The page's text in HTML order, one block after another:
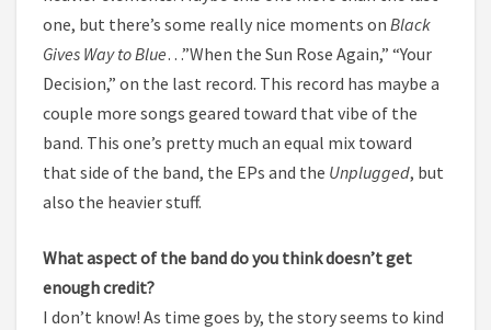
one, but there’s some really nice moments on Black
Gives Way to Blue…”When the Sun Rose Again,” “Your
Decision,” on the last record. This record has maybe a
couple more songs geared toward that vibe of the
band. This one’s pretty much an equal mix toward
that side of the band, the EPs and the Unplugged, but
also the heavier stuff.
What aspect of the band do you think doesn’t get
enough credit?
I don’t know! As time goes by, the story seems to kind